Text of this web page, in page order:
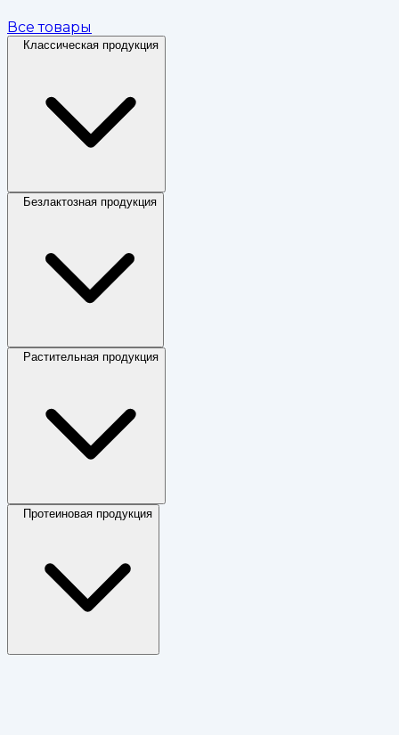
Все товары
Классическая продукция
Безлактозная продукция
Растительная продукция
Протеиновая продукция